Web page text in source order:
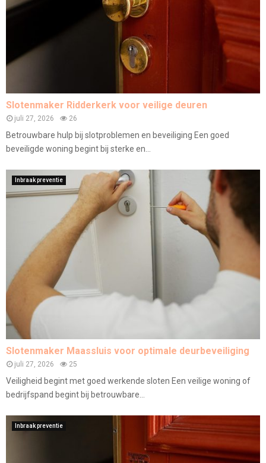
Slotenmaker Ridderkerk voor veilige deuren
juli 27, 2026 26
Betrouwbare hulp bij slotproblemen en beveiliging Een goed
beveiligde woning begint bij sterke en...
Inbraak preventie
Slotenmaker Maassluis voor optimale deurbeveiliging
juli 27, 2026 25
Veiligheid begint met goed werkende sloten Een veilige woning of
bedrijfspand begint bij betrouwbare...
Inbraak preventie